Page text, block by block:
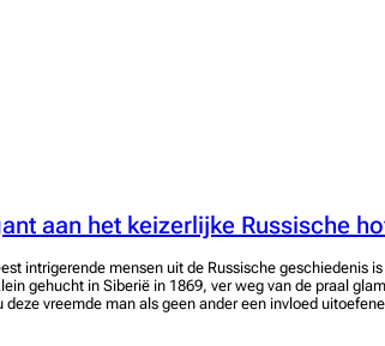
aan het keizerlijke Russische
intrigerende mensen uit de Russische geschiedenis
gehucht in Siberië in 1869, ver weg van de praal
deze vreemde man als geen ander een invloed